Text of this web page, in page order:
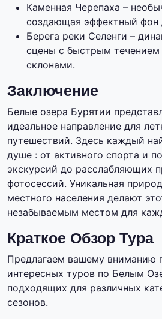
Каменная Черепаха –
создающая эффектный фон
Берега реки Селенги –
сцены с быстрым
склонами.
Заключение
Белые озера Бурятии
идеальное направление для
путешествий. Здесь каждый
душе : от активного спорта и
экскурсий до расслабляющих
фотосессий. Уникальная
местного населения делают
незабываемым местом для
Краткое Обзор Тура
Предлагаем вашему вниманию
интересных туров по Белым
подходящих для различных
сезонов.